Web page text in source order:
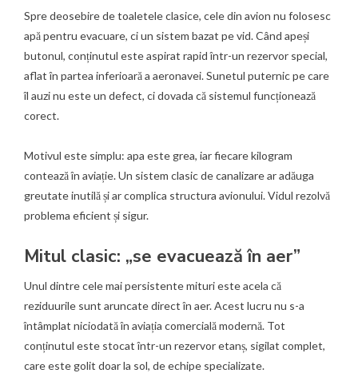
Spre deosebire de toaletele clasice, cele din avion nu folosesc
apă pentru evacuare, ci un sistem bazat pe vid. Când apeși
butonul, conținutul este aspirat rapid într-un rezervor special,
aflat în partea inferioară a aeronavei. Sunetul puternic pe care
îl auzi nu este un defect, ci dovada că sistemul funcționează
corect.
Motivul este simplu: apa este grea, iar fiecare kilogram
contează în aviație. Un sistem clasic de canalizare ar adăuga
greutate inutilă și ar complica structura avionului. Vidul rezolvă
problema eficient și sigur.
Mitul clasic: „se evacuează în aer”
Unul dintre cele mai persistente mituri este acela că
reziduurile sunt aruncate direct în aer. Acest lucru nu s-a
întâmplat niciodată în aviația comercială modernă. Tot
conținutul este stocat într-un rezervor etanș, sigilat complet,
care este golit doar la sol, de echipe specializate.